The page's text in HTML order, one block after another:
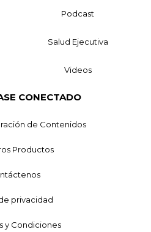
Podcast
Salud Ejecutiva
Videos
CONECTADO
de Contenidos
Productos
privacidad
y Condiciones